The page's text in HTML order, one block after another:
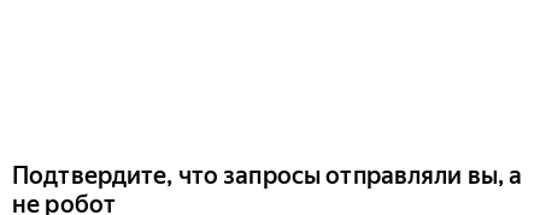
Подтвердите, что запросы отправляли вы, а
не робот